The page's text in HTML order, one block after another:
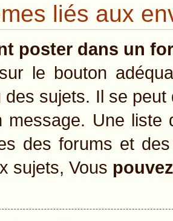
liés aux
poster dans un
le bouton
des sujets. Il se
message. Une liste
des forums et
sujets, Vous pouvez